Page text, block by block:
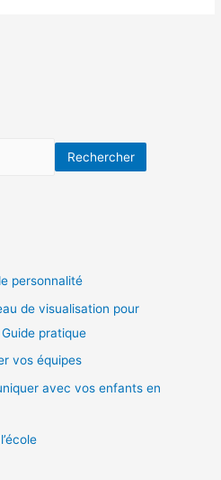
Rechercher
personnalité
de visualisation pour
pratique
vos équipes
avec vos enfants en